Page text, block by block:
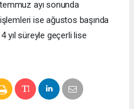
ayı sonunda
ise ağustos başında
yıl süreyle geçerli lise